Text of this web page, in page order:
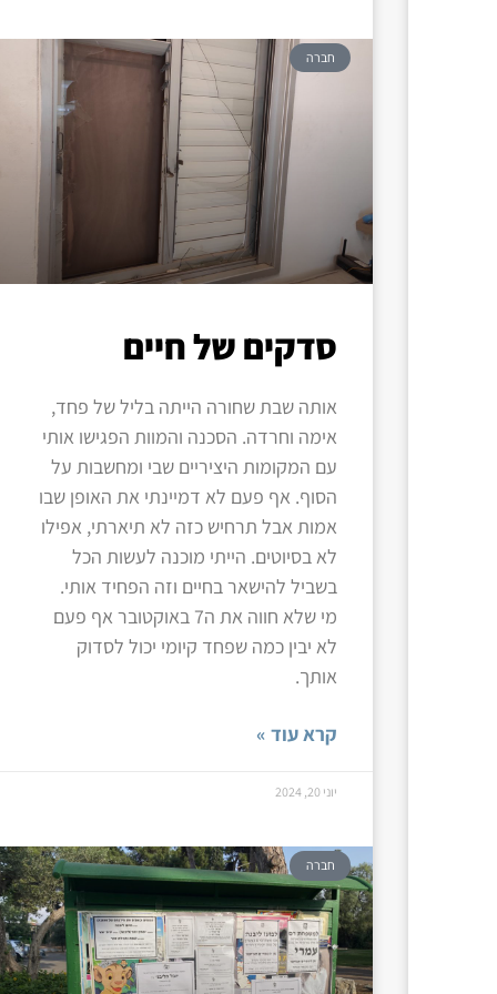
חברה
סדקים של חיים
אותה שבת שחורה הייתה בליל של פחד,
אימה וחרדה. הסכנה והמוות הפגישו אותי
עם המקומות היציריים שבי ומחשבות על
הסוף. אף פעם לא דמיינתי את האופן שבו
אמות אבל תרחיש כזה לא תיארתי, אפילו
לא בסיוטים. הייתי מוכנה לעשות הכל
בשביל להישאר בחיים וזה הפחיד אותי.
מי שלא חווה את ה7 באוקטובר אף פעם
לא יבין כמה שפחד קיומי יכול לסדוק
אותך.
קרא עוד »
יוני 20, 2024
חברה